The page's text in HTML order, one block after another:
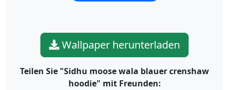
Wallpaper herunterladen
Teilen Sie "Sidhu moose wala blauer crenshaw
hoodie" mit Freunden: